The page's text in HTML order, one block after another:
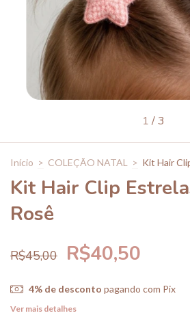
1 /3
Início > COLEÇÃO NATAL > Kit Hair
Kit Hair Clip
Rosê
R$45,00 R$40,50
4% de desconto pagando com Pix
Ver mais detalhes